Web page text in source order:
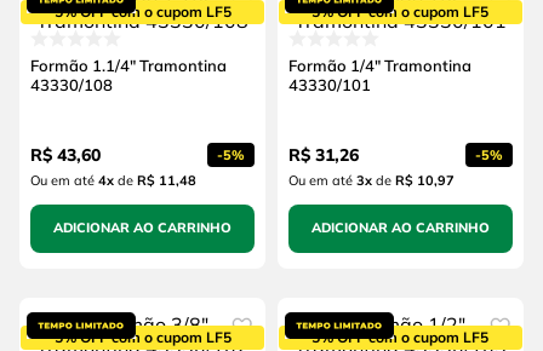
5% OFF com o cupom LF5
Formão 1.1/4" Tramontina
43330/108
R$ 43,60 -5%
Ou em até 4xde R$ 11,48
ADICIONAR AO CARRINHO
5% OFF com o cupom LF5
Formão 1/4" Tramontina
43330/101
R$ 31,26 -5%
Ou em até 3xde R$ 10,97
ADICIONAR AO CARRINHO
5% OFF com o cupom LF5 5% OFF com o cupom LF5